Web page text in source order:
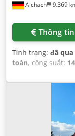
Aichach 9.369
Thông
Tình trạng: đã
toàn, công suất:
Năm sản xuất:
hệ thống bôi